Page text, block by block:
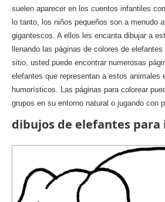
suelen aparecer en los cuentos infantiles
lo tanto, los niños pequeños son a menudo
gigantescos. A ellos les encanta dibujar a
llenando las páginas de colores de
sitio, usted puede encontrar numerosas
elefantes que representan a estos animales
humorísticos. Las páginas para colorear
grupos en su entorno natural o jugando con
dibujos de elefantes